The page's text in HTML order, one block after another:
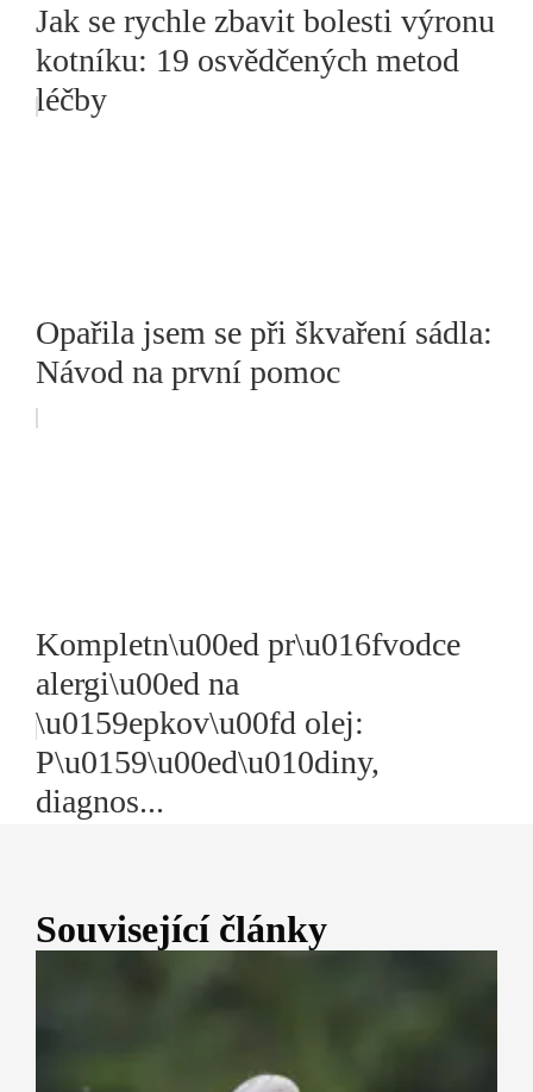
Jak se rychle zbavit bolesti výronu
kotníku: 19 osvědčených metod
léčby
Opařila jsem se při škvaření sádla:
Návod na první pomoc
Kompletn\u00ed pr\u016fvodce
alergi\u00ed na
\u0159epkov\u00fd olej:
P\u0159\u00ed\u010diny,
diagnos...
Související články